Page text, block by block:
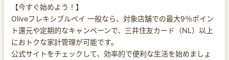
【今すぐ始めよう！】
Oliveフレキシブルペイ 一般なら、対象店舗での最大9％ポイン
ト還元や定期的なキャンペーンで、三井住友カード（NL）以上
におトクな家計管理が可能です。
公式サイトをチェックして、効率的で便利な生活を始めましょ